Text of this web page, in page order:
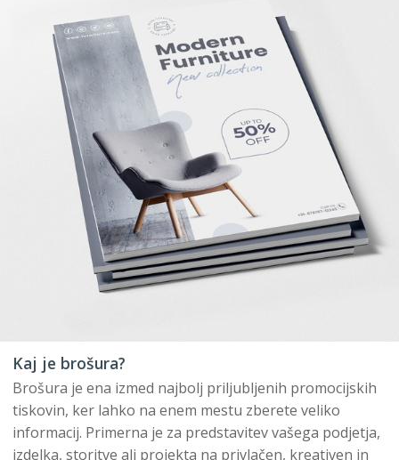
Kaj je brošura?
Brošura je ena izmed najbolj priljubljenih promocijskih
tiskovin, ker lahko na enem mestu zberete veliko
informacij. Primerna je za predstavitev vašega podjetja,
izdelka, storitve ali projekta na privlačen, kreativen in